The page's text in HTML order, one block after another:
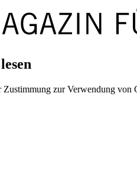
zur Verwendung von